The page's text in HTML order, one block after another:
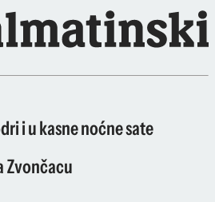
i u kasne noćne sate
Zvončacu